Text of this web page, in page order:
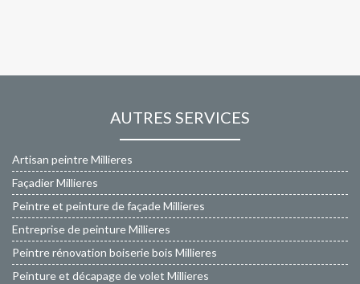
AUTRES SERVICES
Artisan peintre Millieres
Façadier Millieres
Peintre et peinture de façade Millieres
Entreprise de peinture Millieres
Peintre rénovation boiserie bois Millieres
Peinture et décapage de volet Millieres